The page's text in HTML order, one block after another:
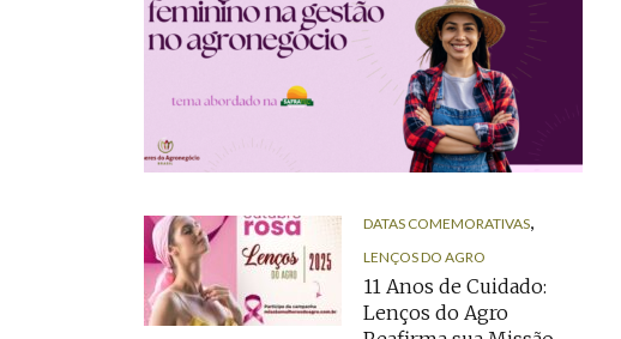
DATAS COMEMORATIVAS,
LENÇOS DO AGRO
11 Anos de Cuidado:
Lenços do Agro